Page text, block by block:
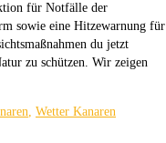
für Notfälle der
sowie eine Hitzewarnung für
du jetzt
zu schützen. Wir zeigen
, Wetter Kanaren